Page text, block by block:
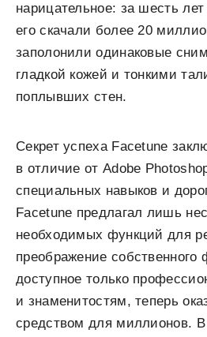
нарицательное: за шесть
его скачали более 20
заполонили одинаковые
гладкой кожей и тонкими
поплывших стен.
Секрет успеха Facetune
в отличие от Adobe
специальных навыков и
Facetune предлагал лишь
необходимых функций для
преображение собственного
доступное только
и знаменитостям, теперь
средством для миллионов.